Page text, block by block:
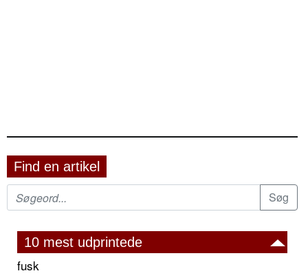
Find en artikel
10 mest udprintede
fusk